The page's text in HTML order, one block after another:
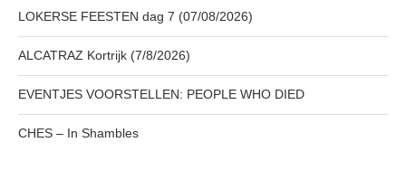
LOKERSE FEESTEN dag 7 (07/08/2026)
ALCATRAZ Kortrijk (7/8/2026)
EVENTJES VOORSTELLEN: PEOPLE WHO DIED
CHES – In Shambles